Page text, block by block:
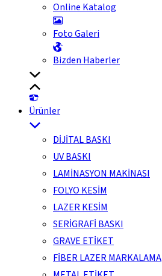
Online Katalog
Foto Galeri
Bizden Haberler
Ürünler
DİJİTAL BASKI
UV BASKI
LAMİNASYON MAKİNASI
FOLYO KESİM
LAZER KESİM
SERİGRAFİ BASKI
GRAVE ETİKET
FİBER LAZER MARKALAMA